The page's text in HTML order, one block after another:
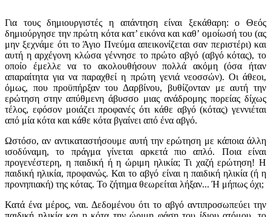
Για τους δημιουργιστές η απάντηση είναι ξεκάθαρη: ο Θεός
δημιούργησε την πρώτη κότα κατ’ εικόνα και καθ’ ομοίωσή του (ας
μην ξεχνάμε ότι το Άγιο Πνεύμα απεικονίζεται σαν περιστέρι) και
αυτή η αρχέγονη κλώσα γέννησε το πρώτο αβγό (αβγό κότας), το
οποίο έμελλε να το ακολουθήσουν πολλά ακόμη (όσα ήταν
απαραίτητα για να παραχθεί η πρώτη γενιά νεοσσών). Οι άθεοι,
όμως, που προϋπήρξαν του Δαρβίνου, βυθίζονταν με αυτή την
ερώτηση στην απύθμενη άβυσσο μιας ανάδρομης πορείας δίχως
τέλος, εφόσον μοιάζει προφανές ότι κάθε αβγό (κότας) γεννιέται
από μία κότα και κάθε κότα βγαίνει από ένα αβγό.
Ωστόσο, αν αντικαταστήσουμε αυτή την ερώτηση με κάποια άλλη
ισοδύναμη, το πράγμα γίνεται αρκετά πιο απλό. Ποια είναι
προγενέστερη, η παιδική ή η ώριμη ηλικία; Τι χαζή ερώτηση! Η
παιδική ηλικία, προφανώς. Και το αβγό είναι η παιδική ηλικία (ή η
προνηπιακή) της κότας. Το ζήτημα θεωρείται λήξαν... Ή μήπως όχι;
Κατά ένα μέρος, ναι. Δεδομένου ότι το αβγό αντιπροσωπεύει την